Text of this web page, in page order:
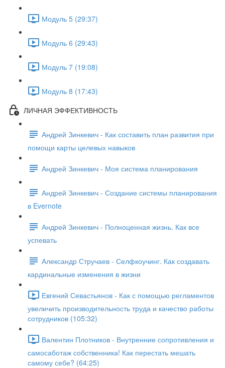
Модуль 5 (29:37)
Модуль 6 (29:43)
Модуль 7 (19:08)
Модуль 8 (17:43)
ЛИЧНАЯ ЭФФЕКТИВНОСТЬ
Андрей Зинкевич - Как составить план развития при
помощи карты целевых навыков
Андрей Зинкевич - Моя система планирования
Андрей Зинкевич - Создание системы планирования
в Evernote
Андрей Зинкевич - Полноценная жизнь. Как все
успевать
Александр Стручаев - Селфкоучинг. Как создавать
кардинальные изменения в жизни
Евгений Севастьянов - Как с помощью регламентов
увеличить производительность труда и качество работы
сотрудников (105:32)
Валентин Плотников - Внутренние сопротивления и
самосаботаж собственника! Как перестать мешать
самому себе? (64:25)